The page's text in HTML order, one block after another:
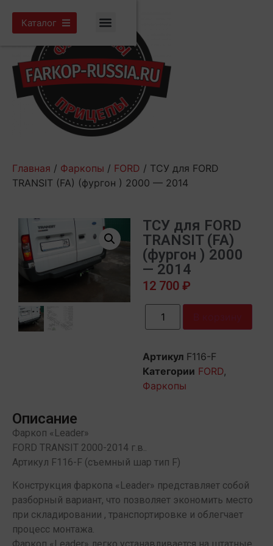
Каталог
Главная / Фаркопы / FORD / ТСУ для FORD
TRANSIT (FA) (фургон ) 2000 — 2014
ТСУ для FORD
TRANSIT (FA)
(фургон ) 2000
— 2014
12 700 ₽
Артикул F116-F
Категории FORD,
Фаркопы
Описание
Фаркоп «Leader»
FORD TRANSIT 2000-2014 г.в..
Артикул F116-F (съемный шар тип F)
Конструкция фаркопа «Leader» представляет собой
разборный вариант, что позволяет экономить место
при складировании , транспортировке и облегчает
процесс монтажа.